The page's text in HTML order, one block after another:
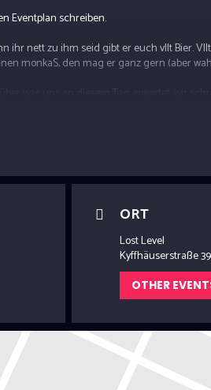
Eventplan schreiben.
ihr nett zu ihm seid gibt er euch vllt Bier.
monkaS, den mag er ganz gern (aber
ORT
Lost Level
Kyffhäuserstraße
OTHER